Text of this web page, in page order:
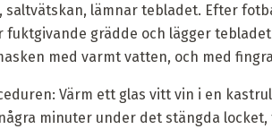
lämnar tebladet. Efter
grädde och lägger
med varmt vatten, och med
Värm ett glas vitt vin i en
minuter under det stängda